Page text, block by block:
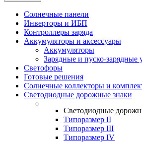
Солнечные панели
Инверторы и ИБП
Контроллеры заряда
Аккумуляторы и аксессуары
Аккумуляторы
Зарядные и пуско-зарядные
Светофоры
Готовые решения
Солнечные коллекторы и
Светодиодные дорожные знаки
Светодиодные
Типоразмер II
Типоразмер III
Типоразмер IV